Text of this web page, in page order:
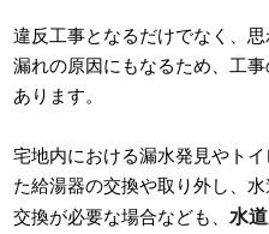
違反工事となるだけでなく、
漏れの原因にもなるため、工
あります。
宅地内における漏水発見やト
た給湯器の交換や取り外し、
交換が必要な場合なども、水